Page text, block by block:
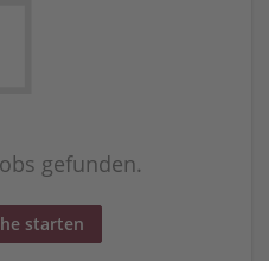
gefunden.
starten